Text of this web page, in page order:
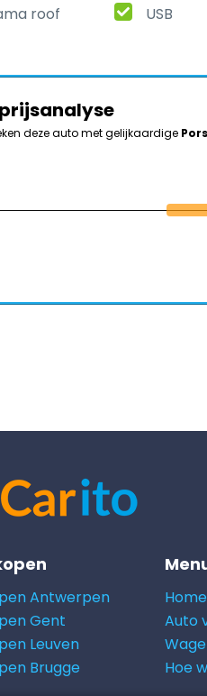
roof
USB
deze auto met gelijkaardige
Antwerpen
Gent
Leuven
Brugge
Home
Auto
Hoe